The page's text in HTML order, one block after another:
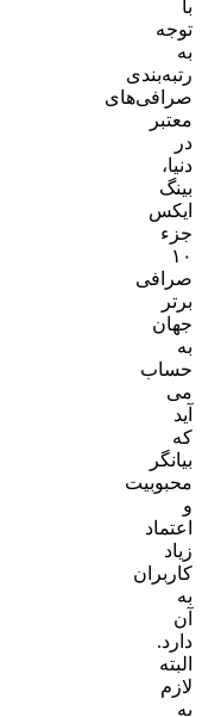
با
توجه
به
رتبه‌بندی
صرافی‌های
معتبر
در
دنیا،
بینگ
ایکس
جزء
۱۰
صرافی
برتر
جهان
به
حساب
می
آید
که
بیانگر
محبوبیت
و
اعتماد
زیاد
کاربران
به
آن
دارد.
البته
لازم
به